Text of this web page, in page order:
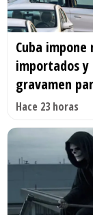
Cuba
importados y
gravamen
Hace 23 horas